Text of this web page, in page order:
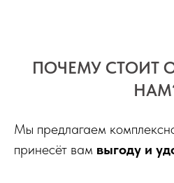
ПОЧЕМУ СТОИТ
Мы предлагаем
принесёт вам выгоду и